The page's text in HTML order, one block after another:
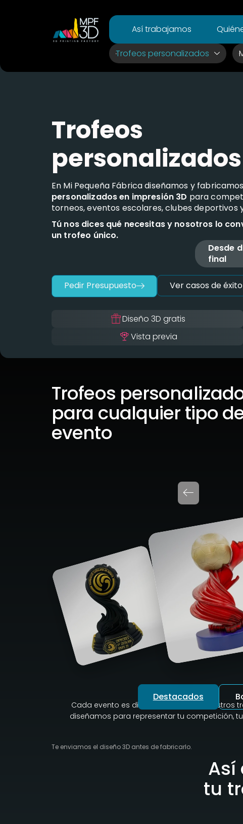
Así trabajamos
Trofeos personalizados
Trofeos
En Mi Pequeña Fábrica diseñamos y fabricamos
personalizados en impresión 3D para
torneos, eventos escolares, clubes deportivos
Tú nos dices qué necesitas y nosotros lo
un trofeo único.
Desde
final
Pedir Presupuesto Ver casos de éxito
Diseño 3D gratis
Vista previa
Trofeos
para cualquier tipo
evento
Destacados
Cada evento es diferente, y por eso nuestros
diseñamos para representar tu competición,
Te enviamos el diseño 3D antes de fabricarlo.
tu